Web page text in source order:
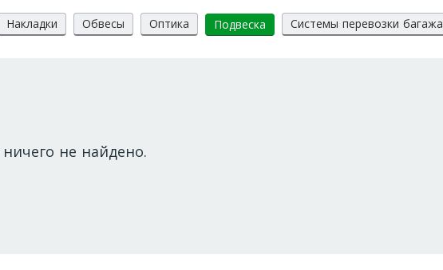
Накладки Обвесы Оптика Подвеска Системы перевозки багажа
не найдено.